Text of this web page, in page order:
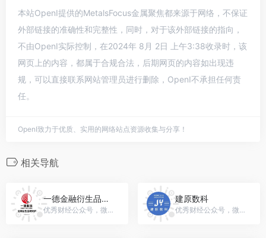
本站OpenI提供的MetalsFocus金属聚焦都来源于网络，不保证
外部链接的准确性和完整性，同时，对于该外部链接的指向，
不由OpenI实际控制，在2024年 8月 2日 上午3:38收录时，该
网页上的内容，都属于合规合法，后期网页的内容如出现违
规，可以直接联系网站管理员进行删除，OpenI不承担任何责
任。
OpenI致力于优质、实用的网络站点资源收集与分享！
相关导航
一德金融衍生品研究部
优秀财经公众号，微信号：gh_d618e24596cd
建原数科
优秀财经公众号，微信号：gh_a8bfb2f3db96